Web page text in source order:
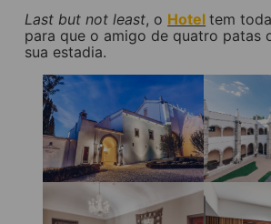
Last but not least, o Hotel tem
para que o amigo de quatro patas
sua estadia.